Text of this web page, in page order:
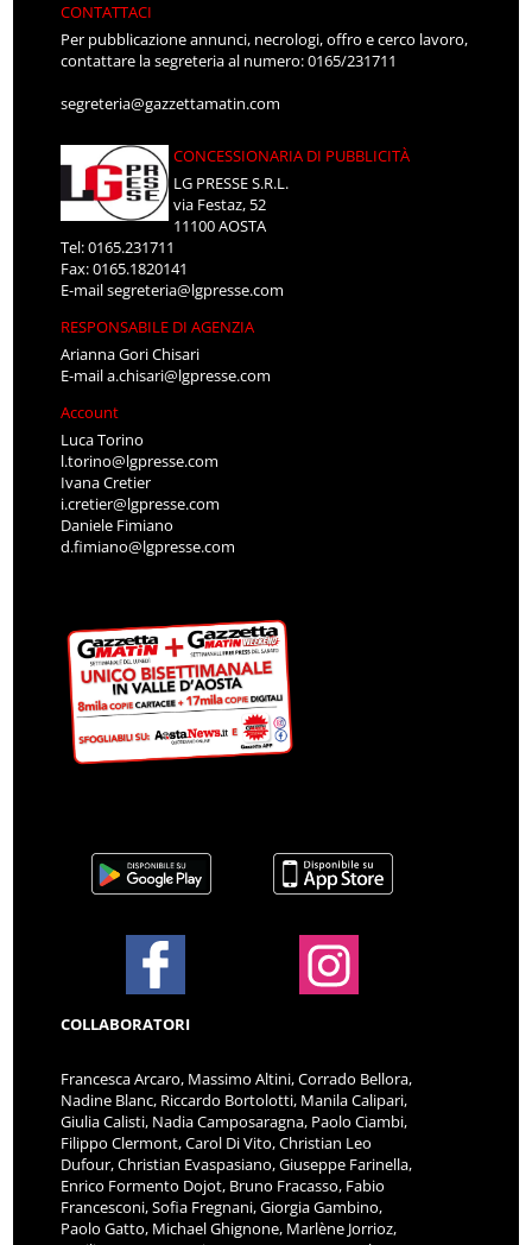
CONTATTACI
Per pubblicazione annunci, necrologi, offro e cerco lavoro,
contattare la segreteria al numero: 0165/231711
segreteria@gazzettamatin.com
CONCESSIONARIA DI PUBBLICITÀ
LG PRESSE S.R.L.
via Festaz, 52
11100 AOSTA
Tel: 0165.231711
Fax: 0165.1820141
E-mailsegreteria@lgpresse.com
RESPONSABILE DI AGENZIA
Arianna Gori Chisari
E-maila.chisari@lgpresse.com
Account
Luca Torino
l.torino@lgpresse.com
Ivana Cretier
i.cretier@lgpresse.com
Daniele Fimiano
d.fimiano@lgpresse.com
COLLABORATORI
Francesca Arcaro, Massimo Altini, Corrado Bellora,
Nadine Blanc, Riccardo Bortolotti, Manila Calipari,
Giulia Calisti, Nadia Camposaragna, Paolo Ciambi,
Filippo Clermont, Carol Di Vito, Christian Leo
Dufour, Christian Evaspasiano, Giuseppe Farinella,
Enrico Formento Dojot, Bruno Fracasso, Fabio
Francesconi, Sofia Fregnani, Giorgia Gambino,
Paolo Gatto, Michael Ghignone, Marlène Jorrioz,